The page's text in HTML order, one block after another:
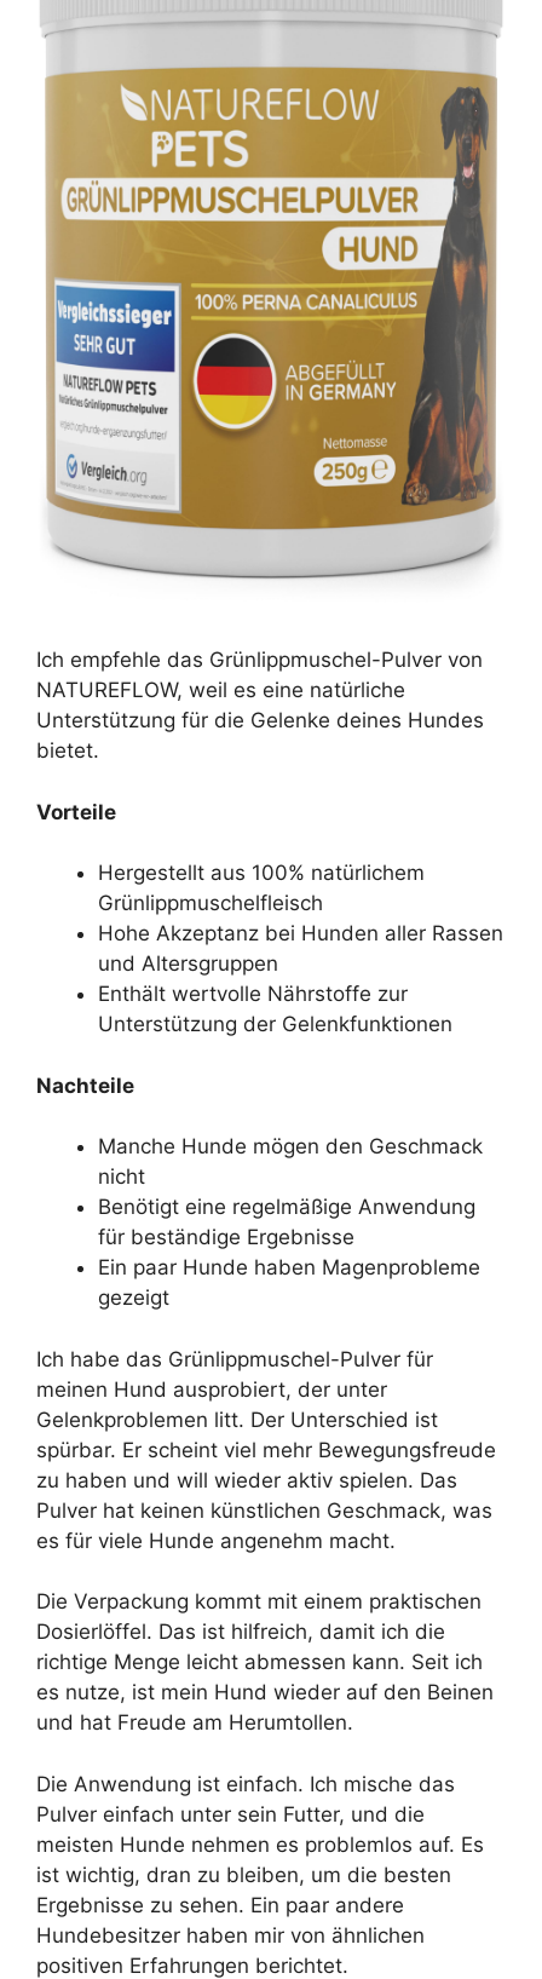
Ich empfehle das Grünlippmuschel-Pulver von
NATUREFLOW, weil es eine natürliche
Unterstützung für die Gelenke deines Hundes
bietet.
Vorteile
Hergestellt aus 100% natürlichem
Grünlippmuschelfleisch
Hohe Akzeptanz bei Hunden aller Rassen
und Altersgruppen
Enthält wertvolle Nährstoffe zur
Unterstützung der Gelenkfunktionen
Nachteile
Manche Hunde mögen den Geschmack
nicht
Benötigt eine regelmäßige Anwendung
für beständige Ergebnisse
Ein paar Hunde haben Magenprobleme
gezeigt
Ich habe das Grünlippmuschel-Pulver für
meinen Hund ausprobiert, der unter
Gelenkproblemen litt. Der Unterschied ist
spürbar. Er scheint viel mehr Bewegungsfreude
zu haben und will wieder aktiv spielen. Das
Pulver hat keinen künstlichen Geschmack, was
es für viele Hunde angenehm macht.
Die Verpackung kommt mit einem praktischen
Dosierlöffel. Das ist hilfreich, damit ich die
richtige Menge leicht abmessen kann. Seit ich
es nutze, ist mein Hund wieder auf den Beinen
und hat Freude am Herumtollen.
Die Anwendung ist einfach. Ich mische das
Pulver einfach unter sein Futter, und die
meisten Hunde nehmen es problemlos auf. Es
ist wichtig, dran zu bleiben, um die besten
Ergebnisse zu sehen. Ein paar andere
Hundebesitzer haben mir von ähnlichen
positiven Erfahrungen berichtet.